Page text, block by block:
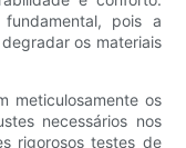
pois a
os materiais
meticulosamente os
necessários nos
rigorosos testes de